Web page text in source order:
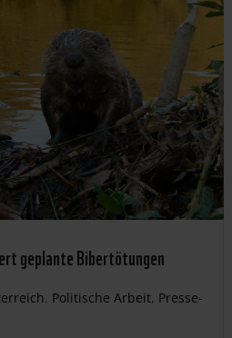
geplante Bibertötungen
, Politische Arbeit, Presse-